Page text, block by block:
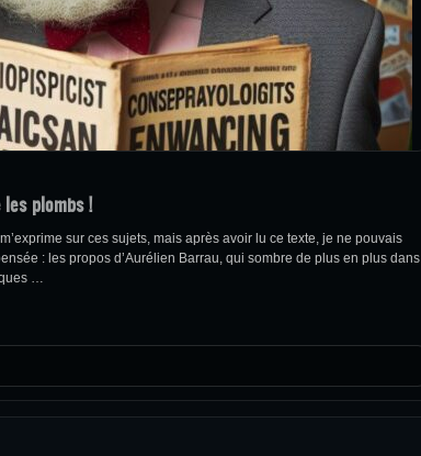
plombs !
sur ces sujets, mais après avoir lu ce texte, je ne pouvais
: les propos d’Aurélien Barrau, qui sombre de plus en plus dans
…